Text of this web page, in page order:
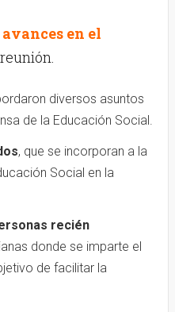
en el
diversos asuntos
de la Educación Social.
, que se incorporan a la
Social en la
recién
donde se imparte el
de facilitar la